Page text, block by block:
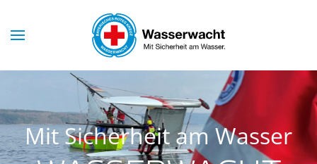
Skip to main content
Mit Sicherheit am Wasser